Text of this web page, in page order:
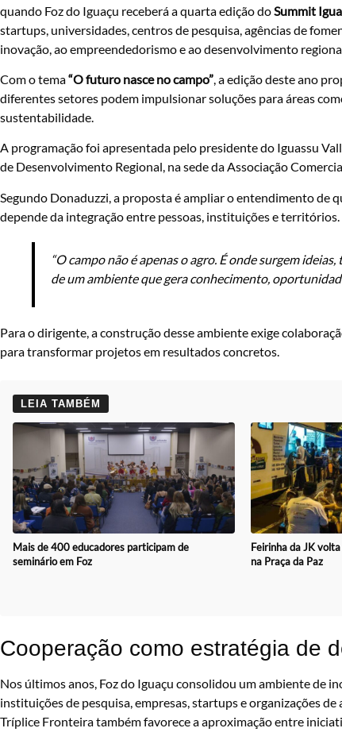
quando Foz do Iguaçu receberá a quarta edição doSummit
startups, universidades, centros de pesquisa, agências de
inovação, ao empreendedorismo e ao desenvolvimento
Com o tema“O futuro nasce no campo”, a edição deste ano
diferentes setores podem impulsionar soluções para áreas
sustentabilidade.
A programação foi apresentada pelo presidente do Iguassu
de Desenvolvimento Regional, na sede da Associação
Segundo Donaduzzi, a proposta é ampliar o entendimento de
depende da integração entre pessoas, instituições e territórios.
“O campo não é apenas o agro. É onde surgem
de um ambiente que gera conhecimento,
Para o dirigente, a construção desse ambiente exige
para transformar projetos em resultados concretos.
LEIA TAMBÉM
Mais de 400 educadores participam de
seminário em Foz
Feirinha da JK
na Praça da Paz
Cooperação como estratégia de
Nos últimos anos, Foz do Iguaçu consolidou um ambiente de
instituições de pesquisa, empresas, startups e organizações
Tríplice Fronteira também favorece a aproximação entre